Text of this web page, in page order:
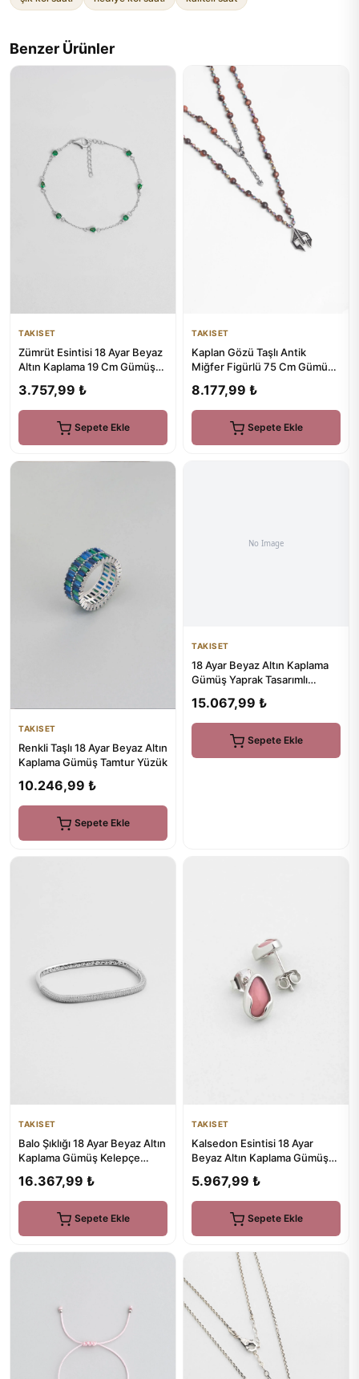
Benzer Ürünler
TAKISET
Zümrüt Esintisi 18 Ayar Beyaz
Altın Kaplama 19 Cm Gümüş
3.757,99 ₺
Sepete Ekle
TAKISET
Kaplan Gözü Taşlı Antik
Miğfer Figürlü 75 Cm Gümüş
8.177,99 ₺
Sepete Ekle
TAKISET
Renkli Taşlı 18 Ayar Beyaz Altın
Kaplama Gümüş Tamtur Yüzük
10.246,99 ₺
Sepete Ekle
TAKISET
18 Ayar Beyaz Altın Kaplama
Gümüş Yaprak Tasarımlı
15.067,99 ₺
Sepete Ekle
TAKISET
Balo Şıklığı 18 Ayar Beyaz Altın
Kaplama Gümüş Kelepçe
16.367,99 ₺
Sepete Ekle
TAKISET
Kalsedon Esintisi 18 Ayar
Beyaz Altın Kaplama Gümüş
5.967,99 ₺
Sepete Ekle